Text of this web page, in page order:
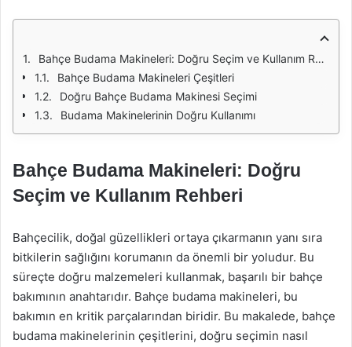
Bahçe Budama Makineleri: Doğru Seçim ve Kullanım Rehberi
Bahçe Budama Makineleri Çeşitleri
Doğru Bahçe Budama Makinesi Seçimi
Budama Makinelerinin Doğru Kullanımı
Bahçe Budama Makineleri: Doğru
Seçim ve Kullanım Rehberi
Bahçecilik, doğal güzellikleri ortaya çıkarmanın yanı sıra
bitkilerin sağlığını korumanın da önemli bir yoludur. Bu
süreçte doğru malzemeleri kullanmak, başarılı bir bahçe
bakımının anahtarıdır. Bahçe budama makineleri, bu
bakımın en kritik parçalarından biridir. Bu makalede, bahçe
budama makinelerinin çeşitlerini, doğru seçimin nasıl